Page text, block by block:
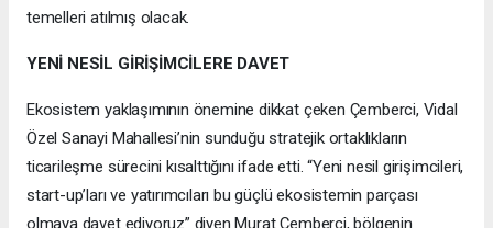
temelleri atılmış olacak.
YENİ NESİL GİRİŞİMCİLERE DAVET
Ekosistem yaklaşımının önemine dikkat çeken Çemberci, Vidal
Özel Sanayi Mahallesi’nin sunduğu stratejik ortaklıkların
ticarileşme sürecini kısalttığını ifade etti. “Yeni nesil girişimcileri,
start-up’ları ve yatırımcıları bu güçlü ekosistemin parçası
olmaya davet ediyoruz” diyen Murat Çemberci, bölgenin